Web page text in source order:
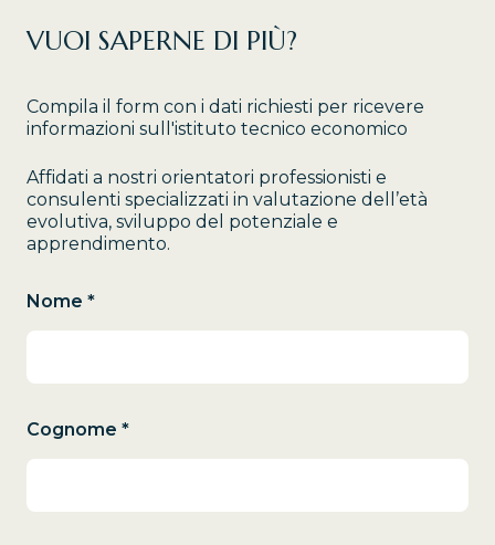
VUOI SAPERNE DI PIÙ?
Compila il form con i dati richiesti per ricevere
informazioni sull'istituto tecnico economico
Affidati a nostri orientatori professionisti e
consulenti specializzati in valutazione dell’età
evolutiva, sviluppo del potenziale e
apprendimento.
Nome *
Cognome *